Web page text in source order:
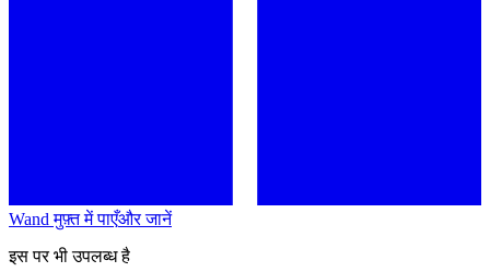
Wand मुफ़्त में पाएँऔर जानें
इस पर भी उपलब्ध है